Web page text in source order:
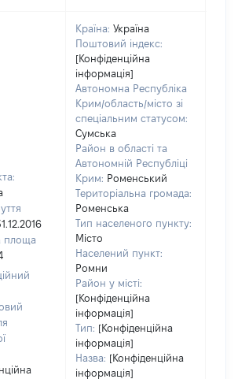
площа
Країна: Україна
Поштовий індекс:
[Конфіденційна
інформація]
Автономна Республіка
Крим/область/місто зі
спеціальним статусом:
Сумська
Район в області та
Автономній Республіці
Крим: Роменський
Територіальна громада:
Роменська
Тип населеного пункту:
Місто
Населений пункт:
Ромни
Район у місті:
[Конфіденційна
інформація]
Тип: [Конфіденційна
інформація]
Назва: [Конфіденційна
інформація]